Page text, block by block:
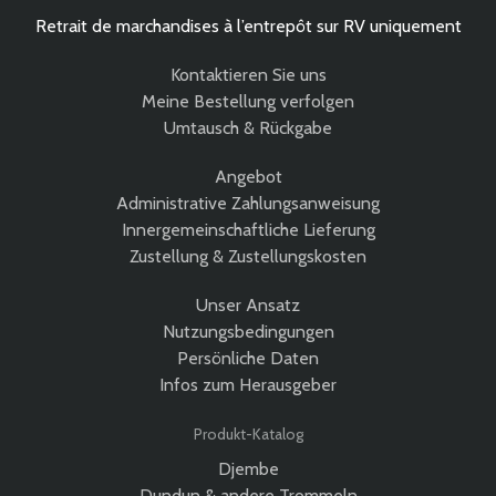
Retrait de marchandises à l’entrepôt sur RV uniquement
Kontaktieren Sie uns
Meine Bestellung verfolgen
Umtausch & Rückgabe
Angebot
Administrative Zahlungsanweisung
Innergemeinschaftliche Lieferung
Zustellung & Zustellungskosten
Unser Ansatz
Nutzungsbedingungen
Persönliche Daten
Infos zum Herausgeber
Produkt-Katalog
Djembe